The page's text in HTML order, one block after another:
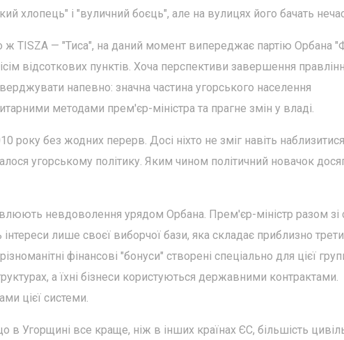
хлопець" і "вуличний боєць", але на вулицях його бачать
ж TISZA — "Тиса", на даний момент випереджає партію Орбана
відсоткових пунктів. Хоча перспективи завершення
напевно: значна частина угорського населення
методами прем'єр-міністра та прагне змін у владі.
року без жодних перерв. Досі ніхто не зміг навіть
угорському політику. Яким чином політичний новачок
невдоволення урядом Орбана. Прем'єр-міністр разом зі
лише своєї виборчої бази, яка складає приблизно
фінансові "бонуси" створені спеціально для цієї
а їхні бізнеси користуються державними контрактами.
цієї системи.
Угорщині все краще, ніж в інших країнах ЄС, більшість